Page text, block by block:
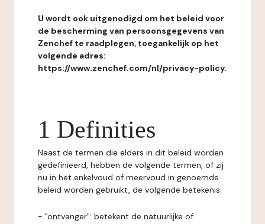
U wordt ook uitgenodigd om het beleid voor
de bescherming van persoonsgegevens van
Zenchef te raadplegen, toegankelijk op het
volgende adres:
https://www.zenchef.com/nl/privacy-policy.
1 Definities
Naast de termen die elders in dit beleid worden
gedefinieerd, hebben de volgende termen, of zij
nu in het enkelvoud of meervoud in genoemde
beleid worden gebruikt, de volgende betekenis:
- "ontvanger": betekent de natuurlijke of